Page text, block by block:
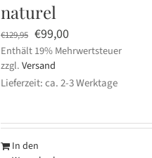
naturel
€129,95 Ursprünglicher
Preis
war:
€129,95
€99,00Aktueller
Preis
€99,00.
Enthält 19% Mehrwertsteuer
zzgl.Versand
Lieferzeit: ca. 2-3 Werktage
In den